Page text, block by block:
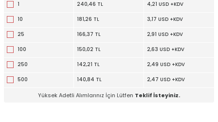
1
240,46 TL 4,21 USD +KDV
10 181,26 TL 3,17 USD +KDV
25 166,37 TL 2,91 USD +KDV
100 150,02 TL 2,63 USD +KDV
250 142,21 TL 2,49 USD +KDV
500 140,84 TL 2,47 USD +KDV
Yüksek Adetli Alımlarınız İçin Lütfen Teklif İsteyiniz.